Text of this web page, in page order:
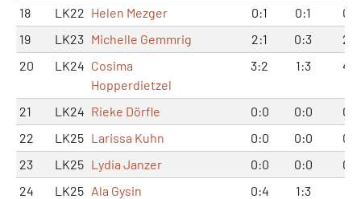
18
LK22 Helen Mezger 0:1 0:1
0:2
19
LK23 Michelle Gemmrig 2:1 0:3
2:4
20
LK24 Cosima
Hopperdietzel
3:2 1:3 4:5
21 LK24 Rieke Dörfle 0:0 0:0
0:0
22
LK25 Larissa Kuhn 0:0 0:0
0:0
23
LK25 Lydia Janzer 0:0 0:0
0:0
24
LK25 Ala Gysin 0:4 1:3